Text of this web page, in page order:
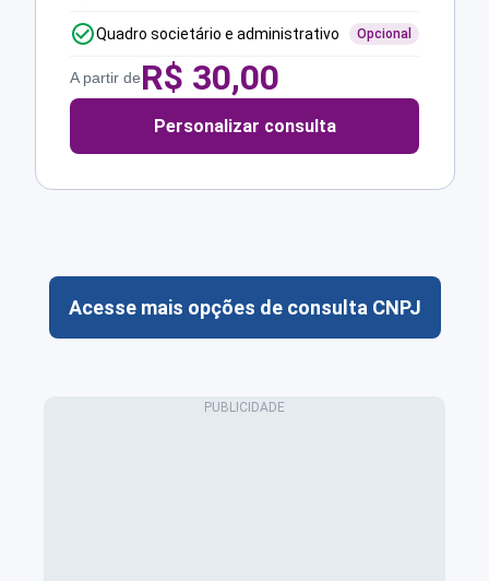
Quadro societário e administrativo Opcional
A partir deR$ 30,00
Personalizar consulta
Acesse mais opções de consulta CNPJ